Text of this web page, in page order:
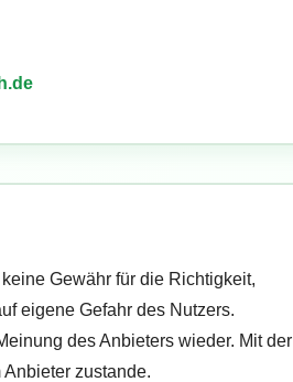
Gewähr für die Richtigkeit,
eigene Gefahr des Nutzers.
des Anbieters wieder. Mit der
zustande.